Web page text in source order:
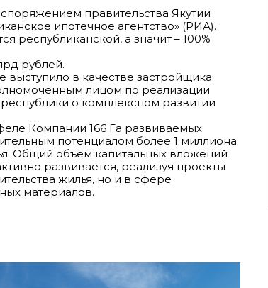
правительства Якутии
ипотечное агентство» (РИА).
республиканской, а значит – 100%
рублей.
в качестве застройщика.
лицом по реализации
о комплексном развитии
Компании 166 Га развиваемых
потенциалом более 1 миллиона
Общий объем капитальных вложений
развивается, реализуя проекты
жилья, но и в сфере
материалов.